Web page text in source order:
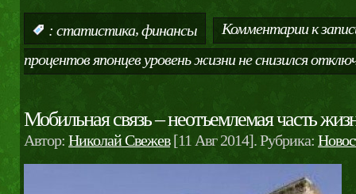
: статистика,финансы Комментариик
процентов японцев уровень жизни не снизился
Мобильная связь – неотъемлемая часть
Автор: Николай Свежев[11 Авг 2014]. Рубрика: